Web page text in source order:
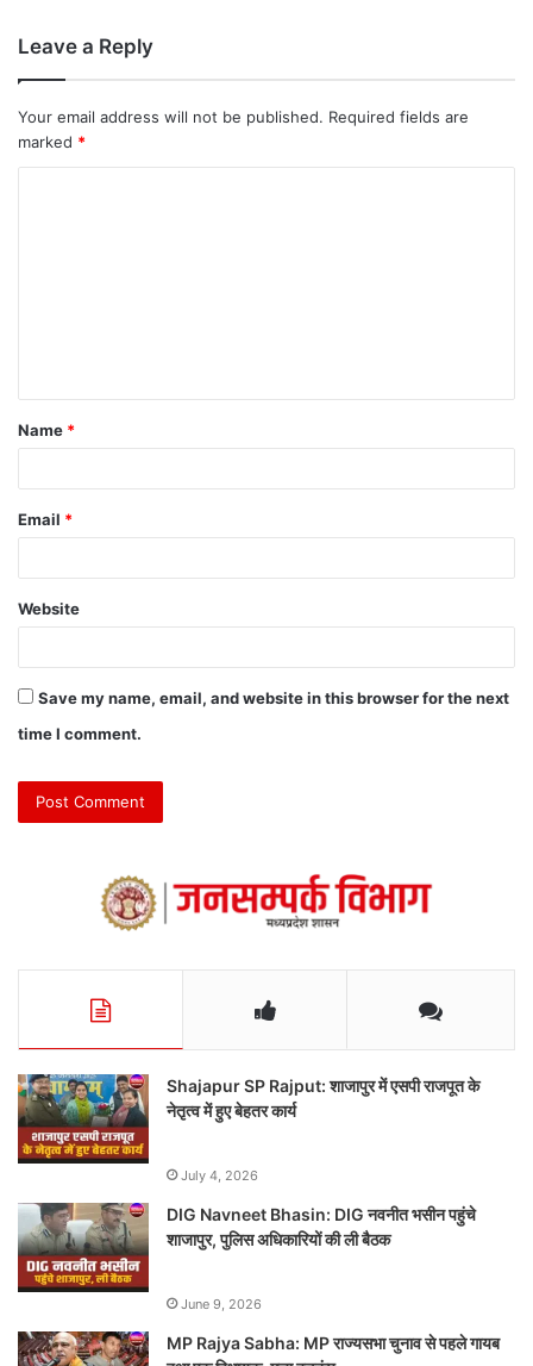
Leave a Reply
Your email address will not be published. Required fields are
marked *
Name *
Email *
Website
Save my name, email, and website in this browser for the next
time I comment.
Shajapur SP Rajput: शाजापुर में एसपी राजपूत के
नेतृत्व में हुए बेहतर कार्य
July 4, 2026
DIG Navneet Bhasin: DIG नवनीत भसीन पहुंचे
शाजापुर, पुलिस अधिकारियों की ली बैठक
June 9, 2026
MP Rajya Sabha: MP राज्यसभा चुनाव से पहले गायब